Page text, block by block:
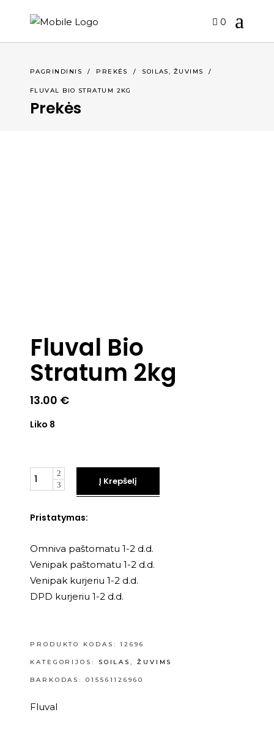
0
PAGRINDINIS / PREKĖS / SOILAS, ŽUVIMS /
FLUVAL BIO STRATUM 2KG
Prekės
Fluval Bio
Stratum 2kg
13.00 €
Liko 8
Kiekis
Į Krepšelį
Pristatymas:
Omniva paštomatu 1-2 d.d.
Venipak paštomatu 1-2 d.d.
Venipak kurjeriu 1-2 d.d.
DPD kurjeriu 1-2 d.d.
PRODUKTO KODAS:12696
KATEGORIJOS: SOILAS, ŽUVIMS
BARKODAS: 015561126960
Fluval